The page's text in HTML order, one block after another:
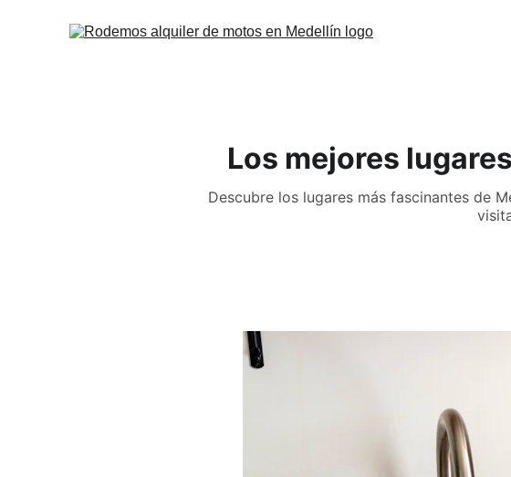
Los mejores
Descubre los lugares más fascinantes de